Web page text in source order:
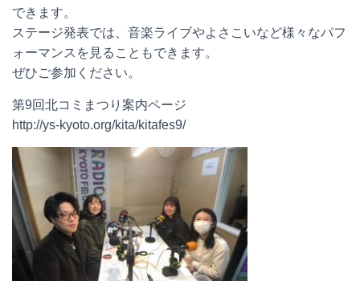
できます。
ステージ発表では、音楽ライブやよさこいなど様々なパフ
ォーマンスを見ることもできます。
ぜひご参加ください。
第9回北コミまつり案内ページ
http://ys-kyoto.org/kita/kitafes9/